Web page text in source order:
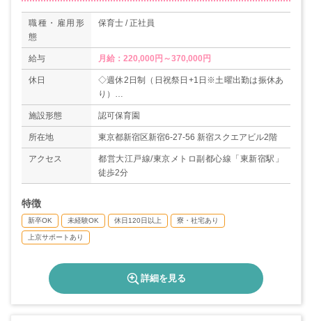
職種・雇用形
態
保育士 / 正社員
給与 月給：220,000円～370,000円
休日
◇週休2日制（日祝祭日+1日※土曜出勤は振休あ
り）
◇年末年始（12/29～1/3）
◇年次有給休暇
◇育児・介護・看護休暇
◇男性の育児休業取得実績あり
＊年間休日数125日
施設形態 認可保育園
所在地 東京都新宿区新宿6-27-56 新宿スクエアビル2階
アクセス
都営大江戸線/東京メトロ副都心線「東新宿駅」
徒歩2分
特徴
新卒OK 未経験OK 休日120日以上 寮・社宅あり
上京サポートあり
詳細を見る